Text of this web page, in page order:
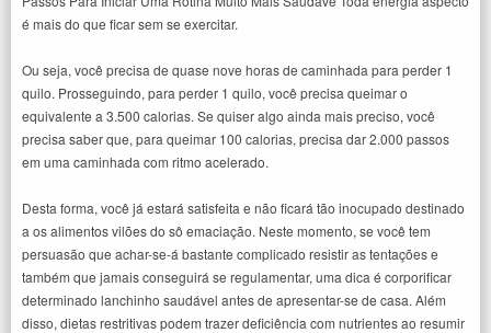
é mais do que ficar sem se exercitar.
Ou seja, você precisa de quase nove horas de caminhada para perder 1
quilo. Prosseguindo, para perder 1 quilo, você precisa queimar o
equivalente a 3.500 calorias. Se quiser algo ainda mais preciso, você
precisa saber que, para queimar 100 calorias, precisa dar 2.000 passos
em uma caminhada com ritmo acelerado.
Desta forma, você já estará satisfeita e não ficará tão inocupado destinado
a os alimentos vilões do sô emaciação. Neste momento, se você tem
persuasão que achar-se-á bastante complicado resistir as tentações e
também que jamais conseguirá se regulamentar, uma dica é corporificar
determinado lanchinho saudável antes de apresentar-se de casa. Além
disso, dietas restritivas podem trazer deficiência com nutrientes ao resumir